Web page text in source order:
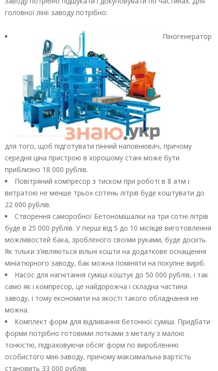
головної лінії заводу потрібно:
Піногенератор
для того, щоб підготувати пінний наповнювач, причому
середня ціна пристрою в хорошому стані може бути
приблизно 18 000 рублів.
Повітряний компресор з тиском при роботі в 8 атм і
витратою не менше трьох сотень літрів буде коштувати до
22 000 рублів.
Створення саморобної Бетономішалки на три сотні літрів
буде в 25 000 рублів. У перші від 5 до 10 місяців виготовлення
можливостей бака, зробленого своїми руками, буде досить.
Як тільки з’являються вільні кошти на додаткове оснащення
мініатюрного заводу, бак можна поміняти на покупне виріб.
Насос для нагнітання суміші коштує до 50 000 рублів, і так
само як і компресор, це найдорожча і складна частина
заводу, і тому економити на якості такого обладнання не
можна.
Комплект форм для відливання бетонної суміші. Придбати
форми потрібно готовими лотками з металу з малою
тонкістю, підраховуючи обсяг форм по виробленню
особистого міні-заводу, причому максимальна вартість
становить 33 000 рублів.